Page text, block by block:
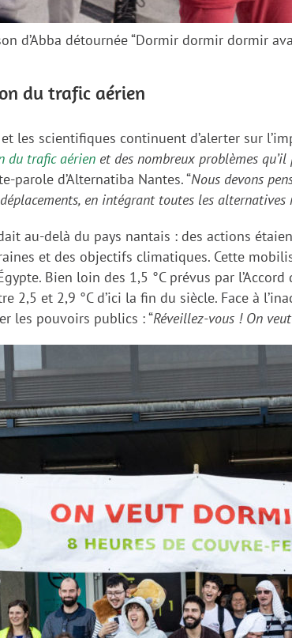
d’Abba détournée “Dormir dormir dormir
du trafic aérien
les scientifiques continuent d’alerter sur
du trafic aérien et des nombreux problèmes
parole d’Alternatiba Nantes. “Nous devons
en intégrant toutes les
au-delà du pays nantais : des actions
et des objectifs climatiques. Cette
Bien loin des 1,5 °C prévus par
2,5 et 2,9 °C d’ici la fin du siècle. Face à
les pouvoirs publics : “Réveillez-vous ! On